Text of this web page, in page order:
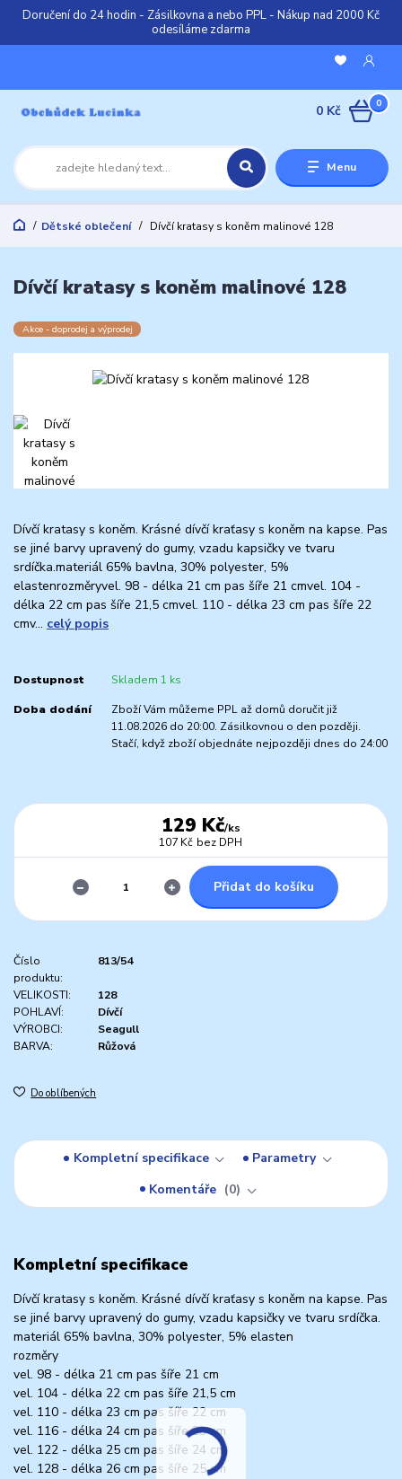
Doručení do 24 hodin - Zásilkovna a nebo PPL - Nákup nad 2000 Kč
odesíláme zdarma
Menu
0
0 Kč
Dětské oblečení Dívčí kratasy s koněm malinové 128
Dívčí kratasy s koněm malinové 128
Akce - doprodej a výprodej
Dívčí kratasy s koněm. Krásné dívčí kraťasy s koněm na kapse. Pas
se jiné barvy upravený do gumy, vzadu kapsičky ve tvaru
srdíčka.materiál 65% bavlna, 30% polyester, 5%
elastenrozměryvel. 98 - délka 21 cm pas šíře 21 cmvel. 104 -
délka 22 cm pas šíře 21,5 cmvel. 110 - délka 23 cm pas šíře 22
cmv... celý popis
Dostupnost Skladem 1 ks
Doba dodání
Zboží Vám můžeme PPL až domů doručit již
11.08.2026 do 20:00. Zásilkovnou o den později.
Stačí, když zboží objednáte nejpozději dnes do 24:00
129 Kč/ks
107 Kč bez DPH
Přidat do košíku
Číslo
produktu:
813/54
VELIKOSTI:
128
POHLAVÍ:
Dívčí
VÝROBCI:
Seagull
BARVA:
Růžová
Do oblíbených
Kompletní specifikace
Parametry
Komentáře
0
Kompletní specifikace
Dívčí kratasy s koněm. Krásné dívčí kraťasy s koněm na kapse. Pas
se jiné barvy upravený do gumy, vzadu kapsičky ve tvaru srdíčka.
materiál 65% bavlna, 30% polyester, 5% elasten
rozměry
vel. 98 - délka 21 cm pas šíře 21 cm
vel. 104 - délka 22 cm pas šíře 21,5 cm
vel. 110 - délka 23 cm pas šíře 22 cm
vel. 116 - délka 24 cm pas šíře 23 cm
vel. 122 - délka 25 cm pas šíře 24 cm
vel. 128 - délka 26 cm pas šíře 25 cm